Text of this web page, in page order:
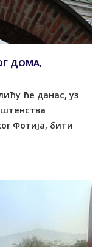
ДОМА,
ће данас, уз
Фотија, бити